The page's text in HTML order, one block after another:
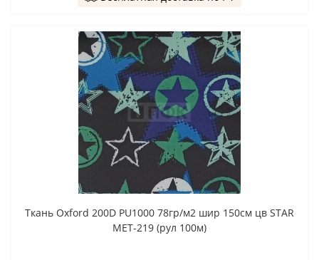
Ткань Oxford 200D PU1000 78гр/м2 шир 150см цв STAR
MET-219 (рул 100м)